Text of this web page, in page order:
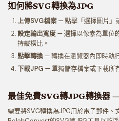
如何將SVG轉換為JPG
上傳SVG檔案 — 點擊「選擇圖片」
設定輸出寬度 — 選擇以像素為單位
持縱橫比。
點擊轉換 — 轉換在瀏覽器內即時執
下載JPG — 單獨儲存檔案或下載所
最佳免費SVG轉JPG轉換器
需要將SVG轉換為JPG用於電子郵件、